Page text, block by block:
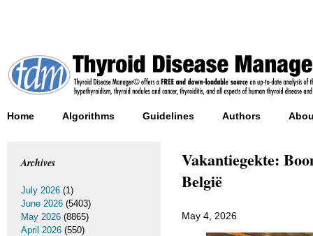
Home Algorithms Guidelines Authors
Vakantiegekte:
België
May 4, 2026
Archives
July 2026 (1)
June 2026 (5403)
May 2026 (8865)
April 2026 (550)